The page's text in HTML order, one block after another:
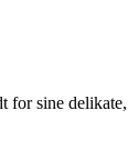
sine